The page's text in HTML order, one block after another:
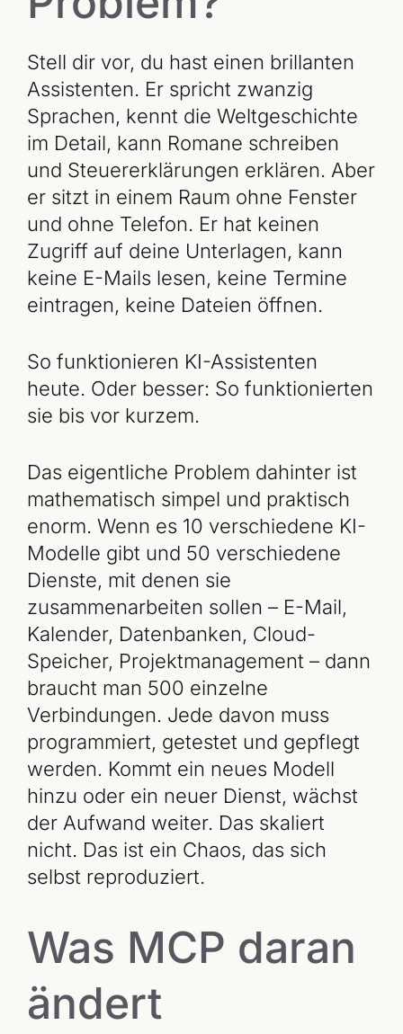
Stell dir vor, du hast einen brillanten
Assistenten. Er spricht zwanzig
Sprachen, kennt die Weltgeschichte
im Detail, kann Romane schreiben
und Steuererklärungen erklären. Aber
er sitzt in einem Raum ohne Fenster
und ohne Telefon. Er hat keinen
Zugriff auf deine Unterlagen, kann
keine E-Mails lesen, keine Termine
eintragen, keine Dateien öffnen.
So funktionieren KI-Assistenten
heute. Oder besser: So funktionierten
sie bis vor kurzem.
Das eigentliche Problem dahinter ist
mathematisch simpel und praktisch
enorm. Wenn es 10 verschiedene KI-
Modelle gibt und 50 verschiedene
Dienste, mit denen sie
zusammenarbeiten sollen – E-Mail,
Kalender, Datenbanken, Cloud-
Speicher, Projektmanagement – dann
braucht man 500 einzelne
Verbindungen. Jede davon muss
programmiert, getestet und gepflegt
werden. Kommt ein neues Modell
hinzu oder ein neuer Dienst, wächst
der Aufwand weiter. Das skaliert
nicht. Das ist ein Chaos, das sich
selbst reproduziert.
Was MCP daran
ändert